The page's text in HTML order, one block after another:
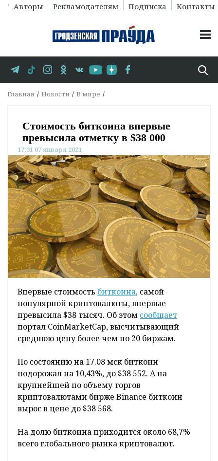
Авторы Рекламодателям Подписка Контакты
Главная Новости В мире
Стоимость биткоина впервые
превысила отметку в $38 000
17:31 07 января 2021
Впервые стоимость биткоина, самой
популярной криптовалюты, впервые
превысила $38 тысяч. Об этом сообщает
портал CoinMarketCap, высчитывающий
среднюю цену более чем по 20 биржам.
По состоянию на 17.08 мск биткоин
подорожал на 10,43%, до $38 552. А на
крупнейшей по объему торгов
криптовалютами бирже Binance биткоин
вырос в цене до $38 568.
На долю биткоина приходится около 68,7%
всего глобального рынка криптовалют.